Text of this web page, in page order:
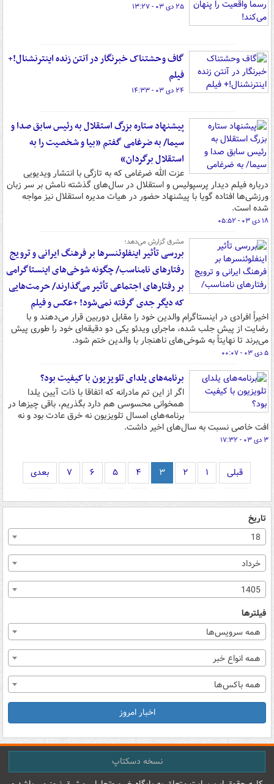
۲۵ دی ۰۳ - ۱۳:۲۷
گاف وحشتناک خبرنگار در آنتن زنده اینترنشنال!+
فیلم
۲۴ دی ۰۳ - ۱۴:۳۳
پیشنهاد ستاره بزرگ استقلال به رئیس سابق صدا و
سیما/ به ضرغامی گفتم «بیا و شخصیت را به
استقلال برگردان»
عزت الله ضرغامی که به تازگی با انتشار ویدیویی
درباره فیلم دیدار پرسپولیس و استقلال در سال‌های گذشته نامش بر سر زبان
ورزشی‌ها افتاده گویا با پیشنهاد حضور در هیات مدیره استقلال نیز مواجه
شده است.
۱۸ دی ۰۳ - ۰۵:۵۲
مشرق گزارش می‌دهد؛
بررسی تأثیر اینفلوئنسرها بر فرهنگ ایرانی و ترویج
رفتارهای نامناسب/ چگونه شوخی‌های اینستاگرامی
بر رفتارهای اجتماعی تأثیر می‌گذارند/ حرمت‌هایی
که دیگر جدی گرفته نمی‌شود! +عکس و فیلم
اخیراً افرادی در اینستاگرام والدین خود را مقابل دوربین قرار می‌دهند و با
رضایت از پیش جلب شده، ماجرای ویدئو یکی دو دقیقه‌ای خود را طوری پیش
می‌برند تا نهایتاً به شوخی‌های ناهنجار با والدین ختم شود.
۵ دی ۰۳ - ۰۰:۰۷
برنامه‌های یلدای تلویزیون با کیفیت بود؟
اگر از این تم مادرانه که اتفاقا با ذات آیین یلدا
همخوانی محسوسی هم دارد بگذریم، باقی چیزها در
برنامه‌های امسال تلویزیون نه خرق عادت بود و نه
افت خاصی نسبت به سال‌های اخیر داشت.
۳ دی ۰۳ - ۱۷:۳۲
قبلی ۱ ۲ ۳ ۴ ۵ ۶ ۷ بعدی
تاریخ
18
خرداد
1405
فیلترها
همه سرویس‌ها
همه انواع خبر
همه باکس‌ها
اخبار امروز
نسخه دسکتاپ